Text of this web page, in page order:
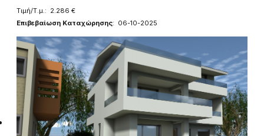
Τιμή/Τ.μ.: 2.286 €
Επιβεβαίωση Καταχώρησης: 06-10-2025